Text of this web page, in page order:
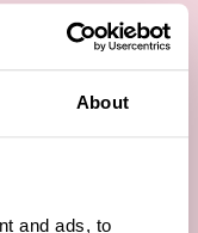
About
and ads, to